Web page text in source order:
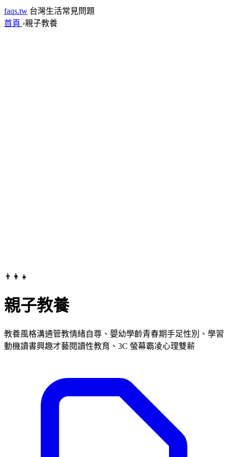
faqs.tw 台灣生活常見問題
首頁 ›親子教養
👨‍👩‍👧
親子教養
教養風格溝通管教情緒自尊、嬰幼學齡青春期手足性別、學習
動機讀書興趣才藝閱讀性教育、3C 螢幕霸凌心理雙薪